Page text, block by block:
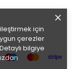
için
çerezler
bilgiye